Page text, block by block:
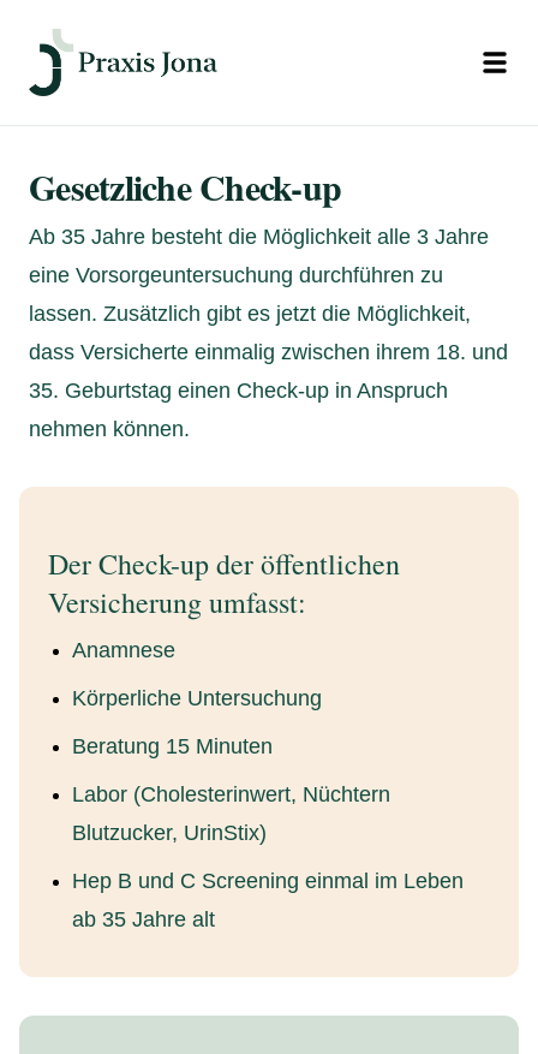
Gesetzliche Check-up
Ab 35 Jahre besteht die Möglichkeit alle 3 Jahre
eine Vorsorgeuntersuchung durchführen zu
lassen. Zusätzlich gibt es jetzt die Möglichkeit,
dass Versicherte einmalig zwischen ihrem 18. und
35. Geburtstag einen Check-up in Anspruch
nehmen können.
Der Check-up der öffentlichen
Versicherung umfasst:
Anamnese
Körperliche Untersuchung
Beratung 15 Minuten
Labor (Cholesterinwert, Nüchtern
Blutzucker, UrinStix)
Hep B und C Screening einmal im Leben
ab 35 Jahre alt